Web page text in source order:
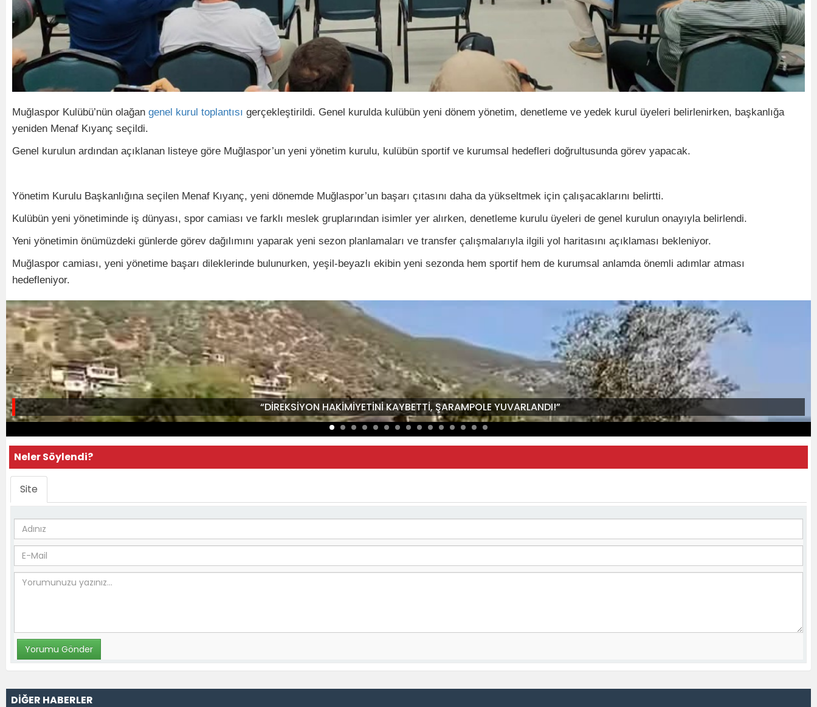
Muğlaspor Kulübü’nün olağan genel kurul toplantısı gerçekleştirildi. Genel kurulda kulübün yeni dönem yönetim, denetleme ve yedek kurul üyeleri belirlenirken, başkanlığa
yeniden Menaf Kıyanç seçildi.
Genel kurulun ardından açıklanan listeye göre Muğlaspor’un yeni yönetim kurulu, kulübün sportif ve kurumsal hedefleri doğrultusunda görev yapacak.
Yönetim Kurulu Başkanlığına seçilen Menaf Kıyanç, yeni dönemde Muğlaspor’un başarı çıtasını daha da yükseltmek için çalışacaklarını belirtti.
Kulübün yeni yönetiminde iş dünyası, spor camiası ve farklı meslek gruplarından isimler yer alırken, denetleme kurulu üyeleri de genel kurulun onayıyla belirlendi.
Yeni yönetimin önümüzdeki günlerde görev dağılımını yaparak yeni sezon planlamaları ve transfer çalışmalarıyla ilgili yol haritasını açıklaması bekleniyor.
Muğlaspor camiası, yeni yönetime başarı dileklerinde bulunurken, yeşil-beyazlı ekibin yeni sezonda hem sportif hem de kurumsal anlamda önemli adımlar atması
hedefleniyor.
“DİREKSİYON HAKİMİYETİNİ KAYBETTİ, ŞARAMPOLE YUVARLANDI!”
Neler Söylendi?
Site
DİĞER HABERLER